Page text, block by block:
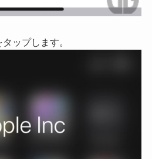
ップします。